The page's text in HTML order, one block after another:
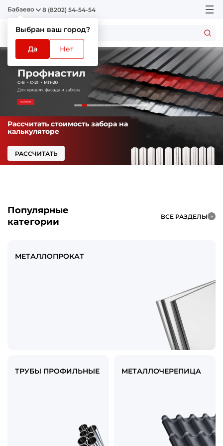
Бабаево
Выбран ваш город?
Да Нет
8 (8202) 54-54-54
Рассчитать стоимость забора на
калькуляторе
РАССЧИТАТЬ
Популярные
категории
ВСЕ РАЗДЕЛЫ
МЕТАЛЛОПРОКАТ
ТРУБЫ ПРОФИЛЬНЫЕ МЕТАЛЛОЧЕРЕПИЦА